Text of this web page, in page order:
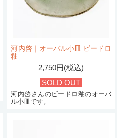
河内啓｜オーバル小皿 ビードロ
釉
2,750円(税込)
SOLD OUT
河内啓さんのビードロ釉のオーバ
ル小皿です。